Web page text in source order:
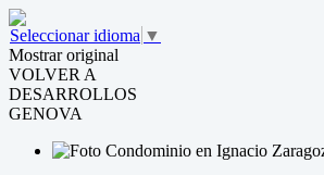
Seleccionar idioma ▼
Mostrar original
VOLVER A
DESARROLLOS
GENOVA